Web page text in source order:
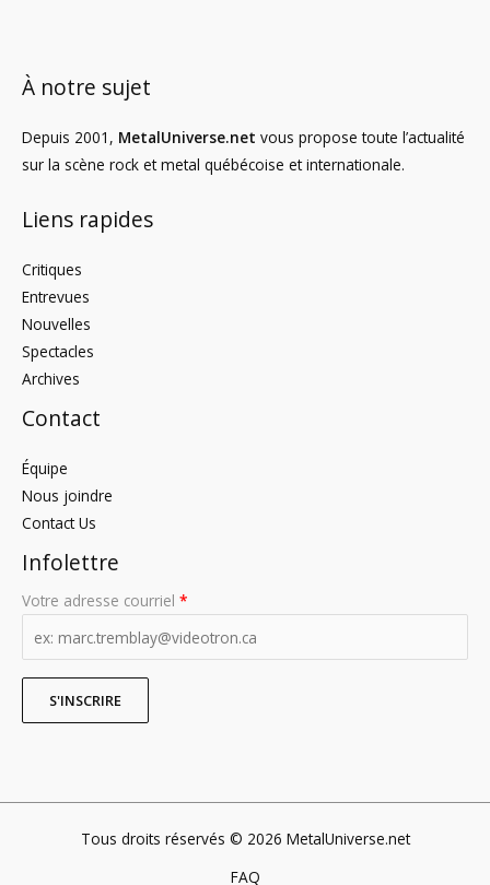
À notre sujet
Depuis 2001, MetalUniverse.net vous propose toute l’actualité
sur la scène rock et metal québécoise et internationale.
Liens rapides
Critiques
Entrevues
Nouvelles
Spectacles
Archives
Contact
Équipe
Nous joindre
Contact Us
Infolettre
Votre adresse courriel *
Tous droits réservés © 2026 MetalUniverse.net
FAQ